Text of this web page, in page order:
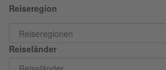
Reiseregion
Reiseländer